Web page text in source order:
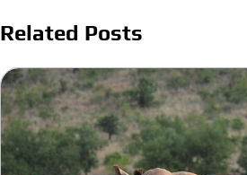
Related Posts